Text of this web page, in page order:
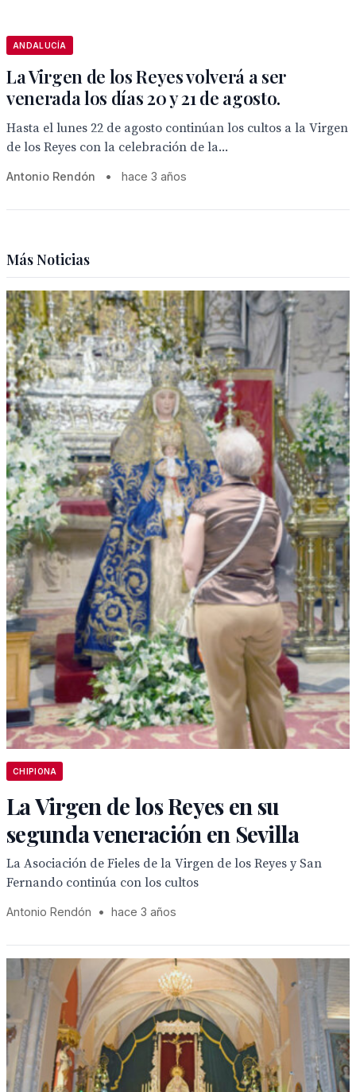
ANDALUCÍA
La Virgen de los Reyes volverá a ser
venerada los días 20 y 21 de agosto.
Hasta el lunes 22 de agosto continúan los cultos a la Virgen
de los Reyes con la celebración de la...
Antonio Rendón • hace 3 años
Más Noticias
CHIPIONA
La Virgen de los Reyes en su
segunda veneración en Sevilla
La Asociación de Fieles de la Virgen de los Reyes y San
Fernando continúa con los cultos
Antonio Rendón • hace 3 años